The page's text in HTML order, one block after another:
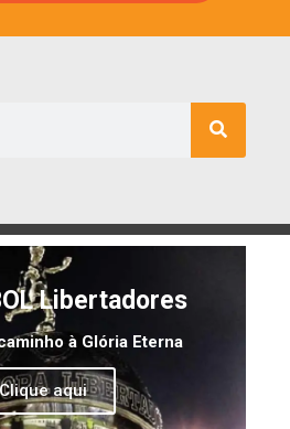
Libertadores
à Glória Eterna
Clique aqui